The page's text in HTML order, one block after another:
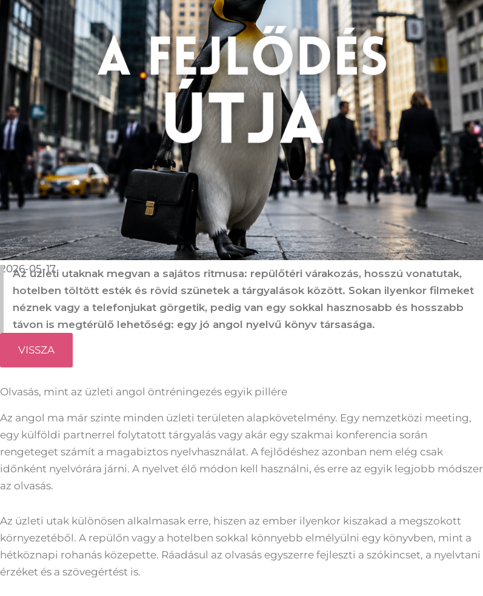
2026-05-17
Az üzleti utaknak megvan a sajátos ritmusa: repülőtéri várakozás, hosszú vonatutak,
hotelben töltött esték és rövid szünetek a tárgyalások között. Sokan ilyenkor filmeket
néznek vagy a telefonjukat görgetik, pedig van egy sokkal hasznosabb és hosszabb
távon is megtérülő lehetőség: egy jó angol nyelvű könyv társasága.
VISSZA
Olvasás, mint az üzleti angol öntréningezés egyik pillére
Az angol ma már szinte minden üzleti területen alapkövetelmény. Egy nemzetközi meeting,
egy külföldi partnerrel folytatott tárgyalás vagy akár egy szakmai konferencia során
rengeteget számít a magabiztos nyelvhasználat. A fejlődéshez azonban nem elég csak
időnként nyelvórára járni. A nyelvet élő módon kell használni, és erre az egyik legjobb módszer
az olvasás.
Az üzleti utak különösen alkalmasak erre, hiszen az ember ilyenkor kiszakad a megszokott
környezetéből. A repülőn vagy a hotelben sokkal könnyebb elmélyülni egy könyvben, mint a
hétköznapi rohanás közepette. Ráadásul az olvasás egyszerre fejleszti a szókincset, a nyelvtani
érzéket és a szövegértést is.